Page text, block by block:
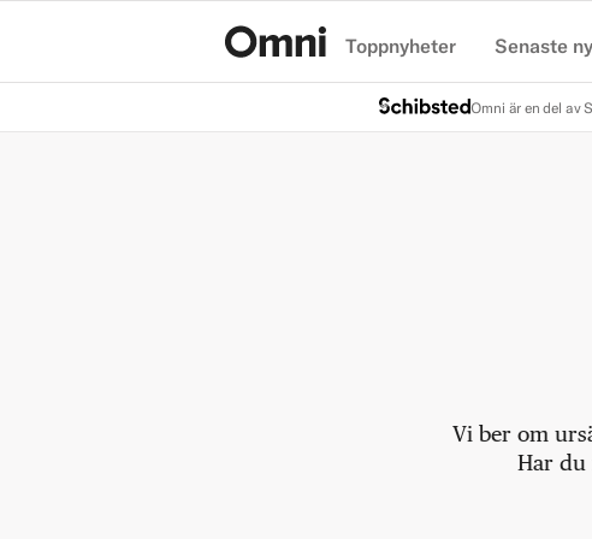
Toppnyheter Senaste
Omni är en del av
Vi ber om
Har du